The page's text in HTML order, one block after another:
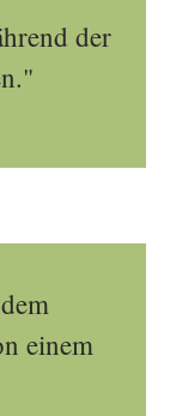
der
einem